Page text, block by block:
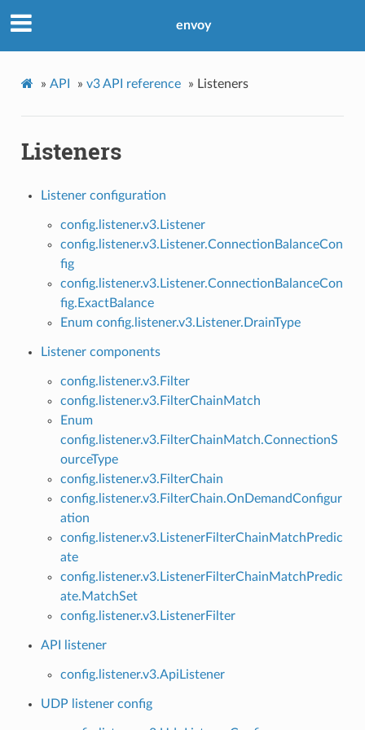
envoy
» API » v3 API reference » Listeners
Listeners
Listener configuration
config.listener.v3.Listener
config.listener.v3.Listener.ConnectionBalanceCon
fig
config.listener.v3.Listener.ConnectionBalanceCon
fig.ExactBalance
Enum config.listener.v3.Listener.DrainType
Listener components
config.listener.v3.Filter
config.listener.v3.FilterChainMatch
Enum
config.listener.v3.FilterChainMatch.ConnectionS
ourceType
config.listener.v3.FilterChain
config.listener.v3.FilterChain.OnDemandConfigur
ation
config.listener.v3.ListenerFilterChainMatchPredic
ate
config.listener.v3.ListenerFilterChainMatchPredic
ate.MatchSet
config.listener.v3.ListenerFilter
API listener
config.listener.v3.ApiListener
UDP listener config